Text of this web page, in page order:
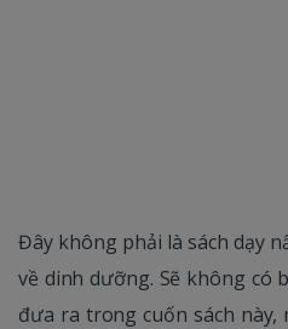
Đây không phải là sách dạy
về dinh dưỡng. Sẽ không có
đưa ra trong cuốn sách